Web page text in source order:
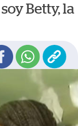
Betty, la